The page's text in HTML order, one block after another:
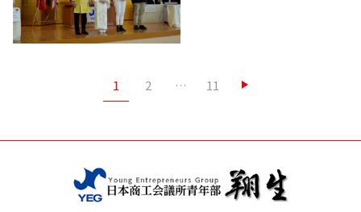
1 2 … 11